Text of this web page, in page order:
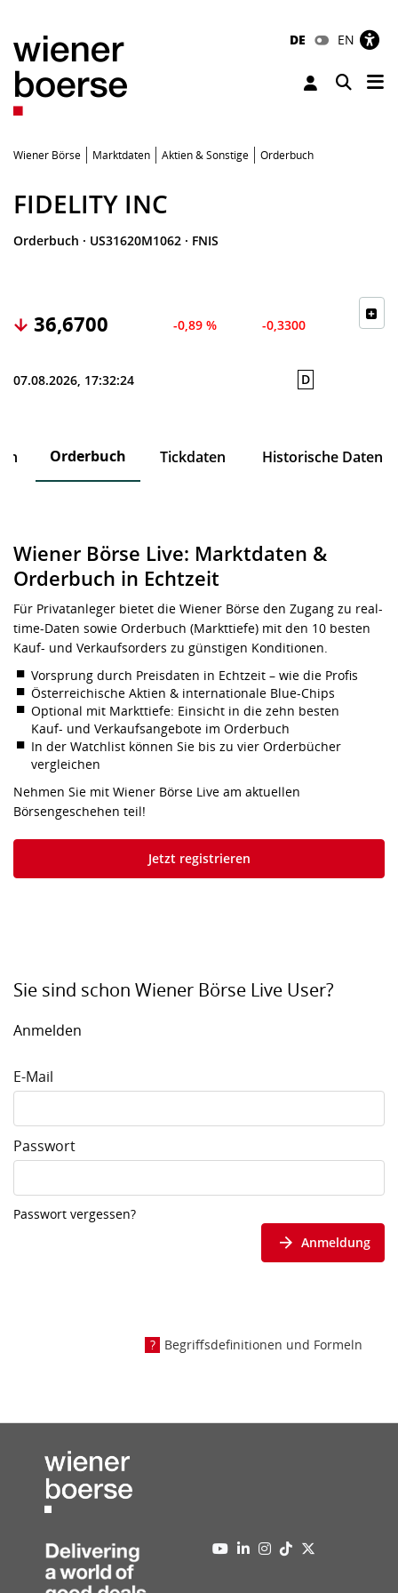
DE EN
Toggle
Wiener Börse Marktdaten Aktien & Sonstige Orderbuch
FIDELITY INC
Orderbuch · US31620M1062 · FNIS
36,6700 -0,89 % -0,3300
07.08.2026, 17:32:24 D
Orderbuch Tickdaten Historische Daten
Wiener Börse Live: Marktdaten &
Orderbuch in Echtzeit
Für Privatanleger bietet die Wiener Börse den Zugang zu real-
time-Daten sowie Orderbuch (Markttiefe) mit den 10 besten
Kauf- und Verkaufsorders zu günstigen Konditionen.
Vorsprung durch Preisdaten in Echtzeit – wie die Profis
Österreichische Aktien & internationale Blue-Chips
Optional mit Markttiefe: Einsicht in die zehn besten
Kauf- und Verkaufsangebote im Orderbuch
In der Watchlist können Sie bis zu vier Orderbücher
vergleichen
Nehmen Sie mit Wiener Börse Live am aktuellen
Börsengeschehen teil!
Jetzt registrieren
Sie sind schon Wiener Börse Live User?
Anmelden
E-Mail
Passwort
Passwort vergessen?
Anmeldung
Begriffsdefinitionen und Formeln